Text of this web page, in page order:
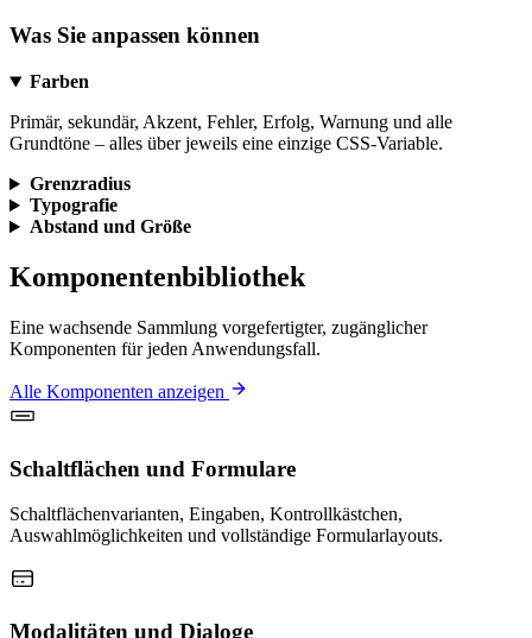
Was Sie anpassen können
Farben
Primär, sekundär, Akzent, Fehler, Erfolg, Warnung und alle
Grundtöne – alles über jeweils eine einzige CSS-Variable.
Grenzradius
Typografie
Abstand und Größe
Komponentenbibliothek
Eine wachsende Sammlung vorgefertigter, zugänglicher
Komponenten für jeden Anwendungsfall.
Alle Komponenten anzeigen
Schaltflächen und Formulare
Schaltflächenvarianten, Eingaben, Kontrollkästchen,
Auswahlmöglichkeiten und vollständige Formularlayouts.
Modalitäten und Dialoge